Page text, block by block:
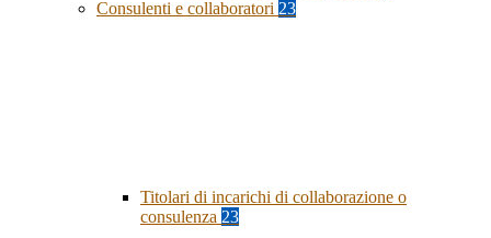
Consulenti e collaboratori 23
Titolari di incarichi di collaborazione o
consulenza 23